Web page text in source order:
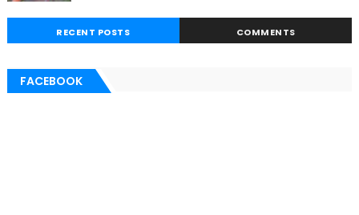
RECENT POSTS COMMENTS
FACEBOOK